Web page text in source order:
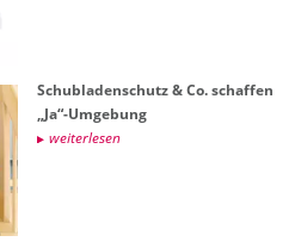
Schub­la­den­schutz & Co. schaf­fen
„Ja“-Um­ge­bung
wei­ter­le­sen